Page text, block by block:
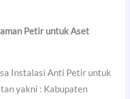
Petir untuk Aset
Instalasi Anti Petir untuk
yakni : Kabupaten